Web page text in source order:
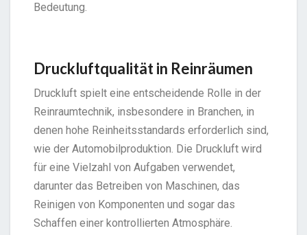
Bedeutung.
Druckluftqualität in Reinräumen
Druckluft spielt eine entscheidende Rolle in der
Reinraumtechnik, insbesondere in Branchen, in
denen hohe Reinheitsstandards erforderlich sind,
wie der Automobilproduktion. Die Druckluft wird
für eine Vielzahl von Aufgaben verwendet,
darunter das Betreiben von Maschinen, das
Reinigen von Komponenten und sogar das
Schaffen einer kontrollierten Atmosphäre.